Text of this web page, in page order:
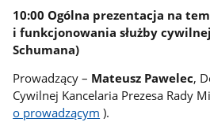
10:00 Ogólna prezentacja na
i funkcjonowania służby
Schumana)
Prowadzący – Mateusz Pawelec,
Cywilnej Kancelaria Prezesa Rady
o prowadzącym ).